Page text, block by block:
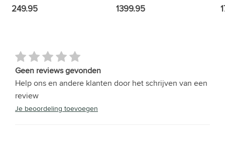
249.95 1399.95
Geen reviews gevonden
Help ons en andere klanten door het schrijven van een
review
Je beoordeling toevoegen